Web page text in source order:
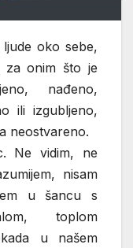
oko sebe,
za onim što je
nađeno,
ili izgubljeno,
neostvareno.
Ne vidim, ne
nisam
u šancu s
toplom
u našem